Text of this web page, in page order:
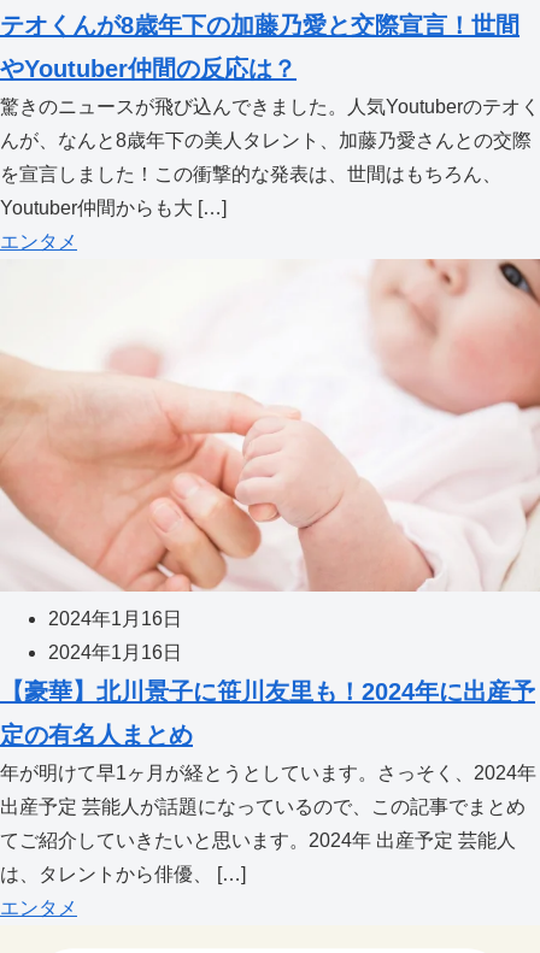
テオくんが8歳年下の加藤乃愛と交際宣言！世間
やYoutuber仲間の反応は？
驚きのニュースが飛び込んできました。人気Youtuberのテオく
んが、なんと8歳年下の美人タレント、加藤乃愛さんとの交際
を宣言しました！この衝撃的な発表は、世間はもちろん、
Youtuber仲間からも大 […]
エンタメ
2024年1月16日
2024年1月16日
【豪華】北川景子に笹川友里も！2024年に出産予
定の有名人まとめ
年が明けて早1ヶ月が経とうとしています。さっそく、2024年
出産予定 芸能人が話題になっているので、この記事でまとめ
てご紹介していきたいと思います。2024年 出産予定 芸能人
は、タレントから俳優、 […]
エンタメ